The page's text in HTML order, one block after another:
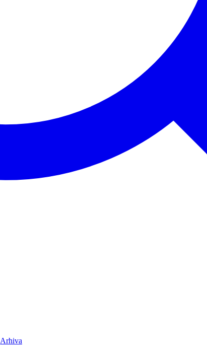
Arhiva